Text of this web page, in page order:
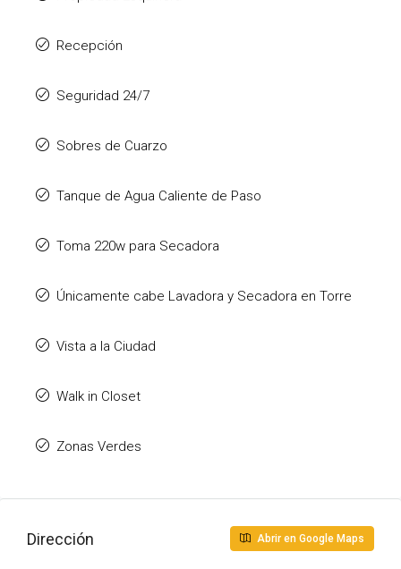
Recepción
Seguridad 24/7
Sobres de Cuarzo
Tanque de Agua Caliente de Paso
Toma 220w para Secadora
Únicamente cabe Lavadora y Secadora en Torre
Vista a la Ciudad
Walk in Closet
Zonas Verdes
Dirección Abrir en Google Maps